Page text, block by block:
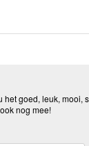
goed, leuk,
nog mee!